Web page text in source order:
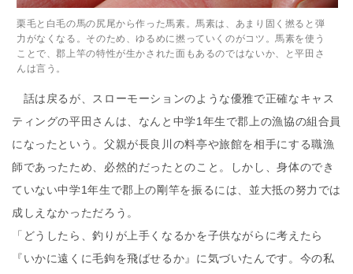
栗毛と白毛の馬の尻尾から作った馬素。馬素は、あまり固く撚ると弾
力がなくなる。そのため、ゆるめに撚っていくのがコツ。馬素を使う
ことで、郡上竿の特性が生かされた面もあるのではないか、と平田さ
んは言う。
話は戻るが、スローモーションのような優雅で正確なキャス
ティングの平田さんは、なんと中学1年生で郡上の漁協の組合員
になったという。父親が長良川の料亭や旅館を相手にする職漁
師であったため、必然的だったとのこと。しかし、身体のでき
ていない中学1年生で郡上の剛竿を振るには、並大抵の努力では
成しえなかっただろう。
「どうしたら、釣りが上手くなるかを子供ながらに考えたら
『いかに遠くに毛鉤を飛ばせるか』に気づいたんです。今の私